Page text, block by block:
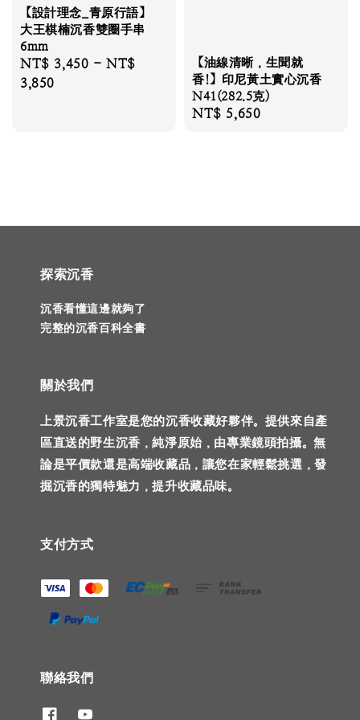
【設計理念_青原行語】
大王棋楠沉香雙圈手串
6mm
Regular
price
NT$ 3,450 -NT$
3,850
【油線清晰，生聞就
香!】印尼黃土實心沉香
N41(282.5克)
Regular
NT$ 5,650
探索沉香
沉香看懂這邊就夠了
完整的沉香百科全書
關於我們
上景沉香工作室是您的沉香收藏好夥伴。提供來自產
區直送的野生沉香，純淨原始，由專業鏡頭拍攝。無
論是平價款還是高端收藏品，讓您在家輕鬆挑選，發
掘沉香的獨特魅力，提升收藏品味。
支付方式
聯絡我們